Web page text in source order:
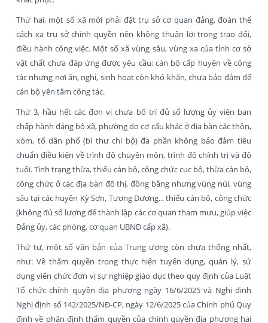
Thứ hai, một số xã mới phải đặt trụ sở cơ quan đảng, đoàn thể
cách xa trụ sở chính quyền nên không thuận lợi trong trao đổi,
điều hành công việc. Một số xã vùng sâu, vùng xa của tỉnh cơ sở
vật chất chưa đáp ứng được yêu cầu; cán bộ cấp huyện về công
tác nhưng nơi ăn, nghỉ, sinh hoạt còn khó khăn, chưa bảo đảm để
cán bộ yên tâm công tác.
Thứ 3, hầu hết các đơn vị chưa bố trí đủ số lượng ủy viên ban
chấp hành đảng bộ xã, phường do cơ cấu khác ở địa bàn các thôn,
xóm, tổ dân phố (bí thư chi bộ) đa phần không bảo đảm tiêu
chuẩn điều kiện về trình độ chuyên môn, trình độ chính trị và độ
tuổi. Tình trạng thừa, thiếu cán bộ, công chức cục bộ, thừa cán bộ,
công chức ở các địa bàn đô thị, đồng bằng nhưng vùng núi, vùng
sâu tại các huyện Kỳ Sơn, Tương Dương... thiếu cán bộ, công chức
(không đủ số lượng để thành lập các cơ quan tham mưu, giúp việc
Đảng ủy, các phòng, cơ quan UBND cấp xã).
Thứ tư, một số văn bản của Trung ương còn chưa thống nhất,
như: Về thẩm quyền trong thực hiện tuyển dụng, quản lý, sử
dụng viên chức đơn vị sự nghiệp giáo dục theo quy định của Luật
Tổ chức chính quyền địa phương ngày 16/6/2025 và Nghị định
Nghị định số 142/2025/NĐ-CP, ngày 12/6/2025 của Chính phủ Quy
định về phân định thẩm quyền của chính quyền địa phương hai